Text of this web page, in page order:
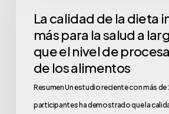
La calidad de la dieta
más para la salud a
que el nivel de
de los alimentos
Resumen Un estudio reciente con más
participantes ha demostrado que la